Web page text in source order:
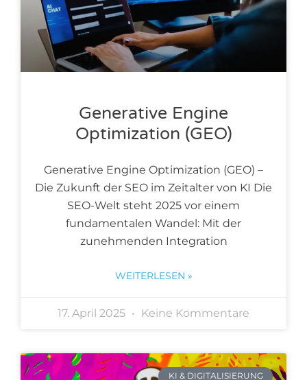
Generative Engine
Optimization (GEO)
Generative Engine Optimization (GEO) –
Die Zukunft der SEO im Zeitalter von KI Die
SEO-Welt steht 2025 vor einem
fundamentalen Wandel: Mit der
zunehmenden Integration
WEITERLESEN »
17. April 2025 Keine Kommentare
KI & DIGITALISIERUNG